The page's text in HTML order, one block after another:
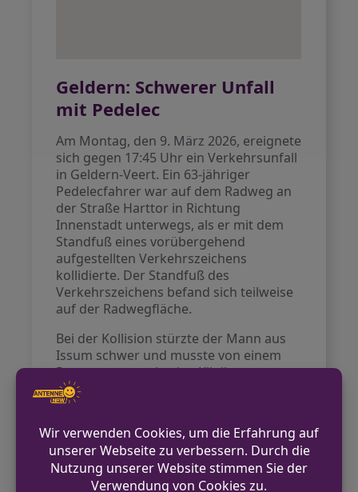
Geldern: Schwerer Unfall
mit Pedelec
Am Montag, den 9. März 2026, ereignete
sich gegen 17:45 Uhr ein Verkehrsunfall
in Geldern-Veert. Ein 63-jähriger
Pedelecfahrer war auf dem Radweg an
der Straße Harttor in Richtung
Innenstadt unterwegs, als er mit dem
Standfuß eines vorübergehend
aufgestellten Verkehrszeichens
kollidierte. Der Standfuß des
Verkehrszeichens befand sich teilweise
auf der Radwegfläche.
Bei der Kollision stürzte der Mann aus
Issum schwer und musste von einem
Rettungswagen in eine Klinik
transportiert werden.
VORHERIGER BEITRAG
Einbruch in Gaststätte in Lichtenau-Husen –
Zeugen gesucht